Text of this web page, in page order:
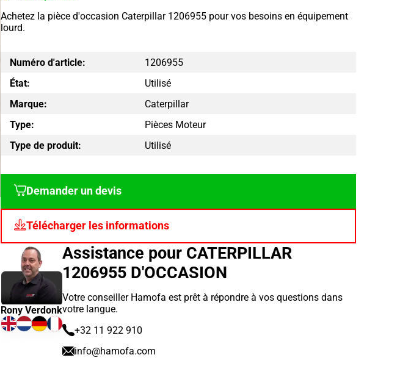
Achetez la pièce d'occasion Caterpillar 1206955 pour vos besoins en équipement
lourd.
Numéro d'article:
1206955
État:
Utilisé
Marque:
Caterpillar
Type:
Pièces Moteur
Type de produit:
Utilisé
Demander un devis
Télécharger les informations
Assistance pour CATERPILLAR
1206955 D'OCCASION
Votre conseiller Hamofa est prêt à répondre à vos questions dans
votre langue.
+32 11 922 910
info@hamofa.com
Rony Verdonk